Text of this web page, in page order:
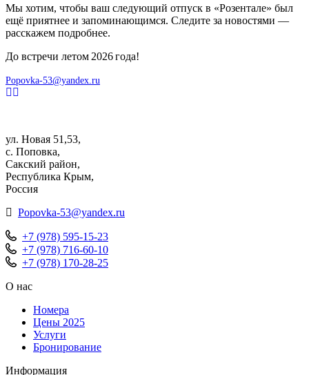
Мы хотим, чтобы ваш следующий отпуск в «Розентале» был
ещё приятнее и запоминающимся. Следите за новостями —
расскажем подробнее.
До встречи летом 2026 года!
Popovka-53@yandex.ru
ул. Новая 51,53,
с. Поповка,
Сакский район,
Республика Крым,
Россия
Popovka-53@yandex.ru
+7 (978) 595-15-23
+7 (978) 716-60-10
+7 (978) 170-28-25
О нас
Номера
Цены 2025
Услуги
Бронирование
Информация